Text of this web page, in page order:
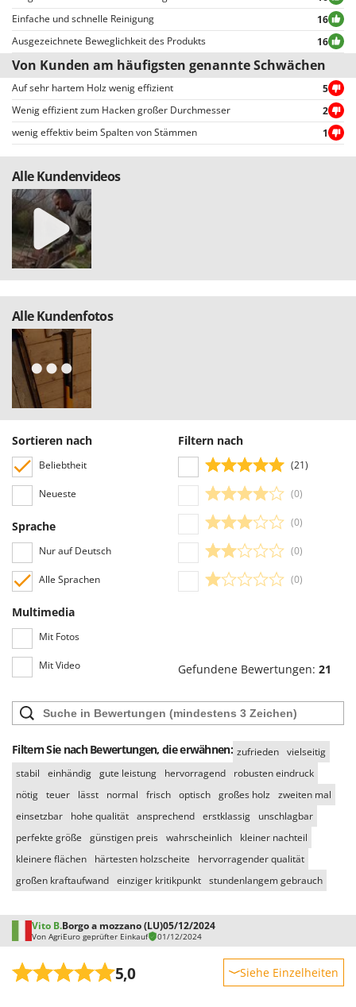
Rührtöpfe mit Elektrischem Rührwerk
Rupfmaschinen
S
Sämaschinen und Düngerstreuer
Scheibenpflüge
Schneefräsen
Schneeräumer
Schrotmühlen - elektrisch
Schwader für Traktoren
Schweißgeräte
Seilwinden - Motorseilwinden
Sichelmulcher für Traktoren
Sortierer für Oliven
Sprühgeräte für Pflanzenbehandlung
Stäubegeräte für Traktor
Staubsauger - Elektrobesen
T
Teppichreiniger und Teppichbodenreiniger
Thermische und mechanische Unkrautbrenner
Tomatenpressen
Tragbare Powerstationen
Traktor-Heckenscheren mit Ausleger
U
Umkehrfräsen
V
Vakuumiergeräte
Vogelscheuchen - Vogelabwehr
W
Wasserpumpen
Wasserpumpen für Traktoren
Weitere Produkte
Wiesenwalzen für Traktor
Wurstfüller
Z
Zerstäuber
GreenBay
Greenworks
GRIFO
GVS
GYS
H
Hailo
Helvi
Henx
HiKOKI
Honda
I
Idromatic
Il-Tec
Imperia
Infaco
Intec
Intex
Iseki
Italyco
ITM
J JOLLY ITALIA
K
KAAZ
Karcher
Keter
KitchenAid
Komo
L
Laica
Lampacrescia - MGM
Landxcape
LAR Casalinghi
Lavor
Linea VZ
Lisam
Lotusgrill
vereinfachte Auswahl ermöglichen, einschließlich der Auswahl von
positiven oder negativen Bewertungen.
Einfache und schnelle Reinigung
16
Ausgezeichnete Beweglichkeit des Produkts
16
Von Kunden am häufigsten genannte Schwächen
Auf sehr hartem Holz wenig effizient
5
Wenig effizient zum Hacken großer Durchmesser
2
wenig effektiv beim Spalten von Stämmen
1
Alle Kundenvideos
Alle Kundenfotos
Sortieren nach
Beliebtheit
Neueste
Sprache
Nur auf Deutsch
Alle Sprachen
Multimedia
Mit Fotos
Mit Video
Filtern nach
(21)
(0)
(0)
(0)
(0)
Gefundene Bewertungen: 21
Filtern Sie nach Bewertungen, die erwähnen: zufrieden vielseitig
stabil
einhändig gute leistung hervorragend
robusten eindruck
nötig teuer lässt normal frisch optisch großes holz
zweiten mal
einsetzbar
hohe qualität ansprechend erstklassig
unschlagbar
perfekte größe
günstigen preis wahrscheinlich
kleiner nachteil
kleinere flächen
härtesten holzscheite
hervorragender qualität
großen kraftaufwand einziger kritikpunkt stundenlangem gebrauch
Vito B.Borgo a mozzano (LU)05/12/2024
Von AgriEuro geprüfter Einkauf 01/12/2024
5,0 Siehe Einzelheiten